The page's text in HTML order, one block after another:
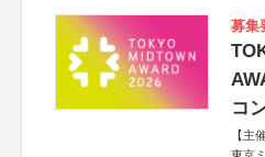
募集
コ
【主